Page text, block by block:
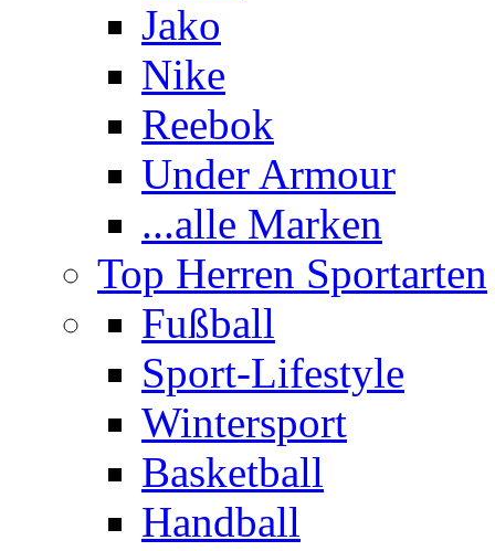
Jako
Nike
Reebok
Under Armour
...alle Marken
Top Herren Sportarten
Fußball
Sport-Lifestyle
Wintersport
Basketball
Handball